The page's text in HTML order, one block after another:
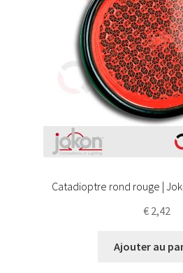
Catadioptre rond rouge |
€2,42
Ajouter au